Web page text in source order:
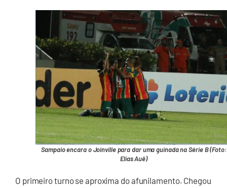
Sampaio encara o Joinville para dar uma guinada na Série B (Foto:
Elias Auê)
O primeiro turno se aproxima do afunilamento. Chegou